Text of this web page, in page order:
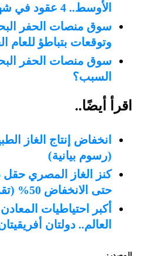
الأوسط.. 4 عقود في شهرَيْن
وتوقعات بتباطؤ للعام
السبب؟
اقرأ أيضًا..
(رسوم بيانية)
كنز الغاز المصري حقل
حتى الانخفاض 50% (تقرير)
أكبر احتياطيات
العالم.. دولتان